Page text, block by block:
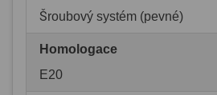
Šroubový systém (pevné)
Homologace
E20